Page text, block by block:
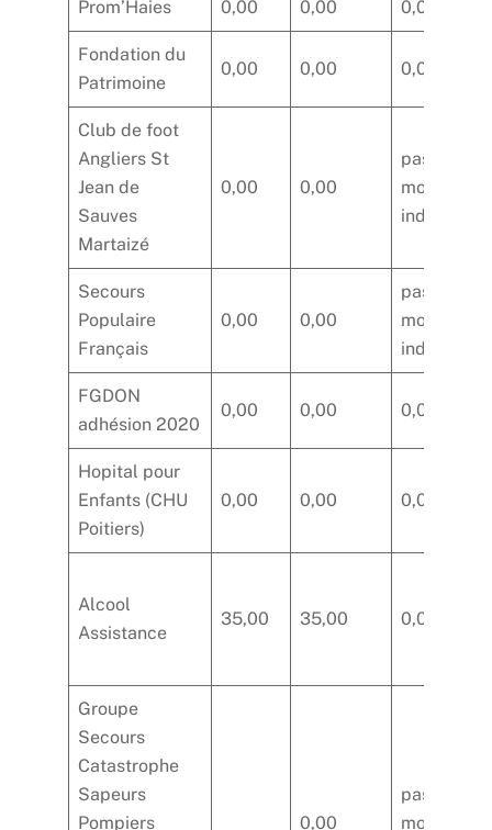
Prom’Haies 0,00 0,00 0,00
Fondation du
Patrimoine
0,00 0,00 0,00
Club de foot
Angliers St
Jean de
Sauves
Martaizé
0,00 0,00
pas de
montant
indiqué
Secours
Populaire
Français
0,00 0,00
pas de
montant
indiqué
FGDON
adhésion 2020
0,00 0,00 0,00
Hopital pour
Enfants (CHU
Poitiers)
0,00 0,00 0,00
Alcool
Assistance
35,00 35,00 0,00
Groupe
Secours
Catastrophe
Sapeurs
Pompiers
0,00
pas de
montant